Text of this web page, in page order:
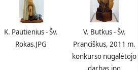
K. Pautienius - Šv.
Rokas.JPG
V. Butkus - Šv.
Pranciškus, 2011 m.
konkurso nugalėtojo